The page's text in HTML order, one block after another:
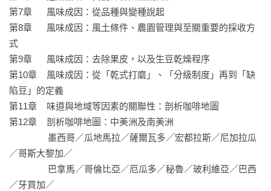
構Coffee Review更成為其深入探索咖啡新風貌的見證。
台灣咖啡界重磅推薦
AD Cafè／咖啡自媒體
Elsa／咖啡因的地圖
余知奇／Aura微光咖啡負責人、美國精品咖啡協會杯測師Q-
Grader
林東源／GABEE.創辦人、首屆世界咖啡大師比賽臺灣冠軍
許吉東／百萬烘豆師、咖啡大叔
葉怡蘭／飲食生活作家、《Yilan美食生活玩家》網站創辦人
韓懷宗／咖啡學系列作者
（按姓氏筆畫排序）
第7章      風味成因：從品種與變種說起
第8章      風味成因：風土條件、農園管理與至關重要的採收方
式
第9章      風味成因：去除果皮，以及生豆乾燥程序
第10章    風味成因：從「乾式打磨」、「分級制度」再到「缺
陷豆」的定義
第11章    味道與地域等因素的關聯性：剖析咖啡地圖
第12章    剖析咖啡地圖：中美洲及南美洲
／哥斯大黎加／
／牙買加／